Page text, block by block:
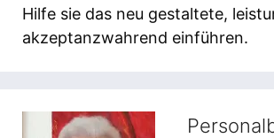
Hilfe sie das neu gestaltete,
akzeptanzwahrend einführen.